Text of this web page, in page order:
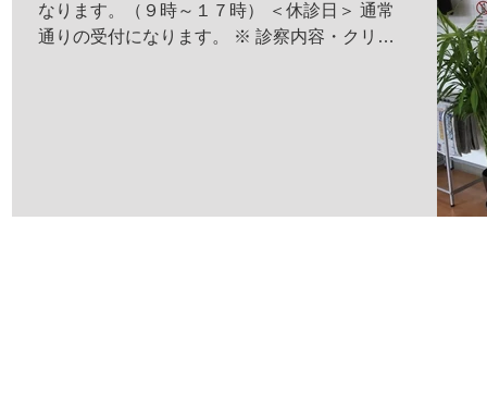
なります。（９時～１７時） ＜休診日＞ 通常
通りの受付になります。 ※ 診察内容・クリニ